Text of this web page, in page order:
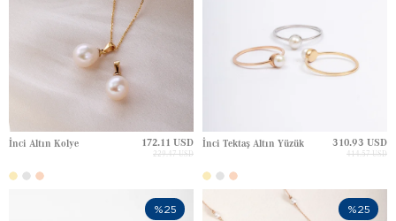
İnci Altın Kolye 172.11 USD
229.47 USD
İnci Tektaş Altın Yüzük 310.93 USD
414.57 USD
%25 %25